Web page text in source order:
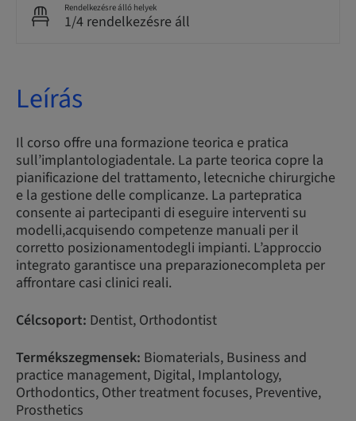
Rendelkezésre álló helyek
1/4 rendelkezésre áll
Leírás
Il corso offre una formazione teorica e pratica
sull’implantologiadentale. La parte teorica copre la
pianificazione del trattamento, letecniche chirurgiche
e la gestione delle complicanze. La partepratica
consente ai partecipanti di eseguire interventi su
modelli,acquisendo competenze manuali per il
corretto posizionamentodegli impianti. L’approccio
integrato garantisce una preparazionecompleta per
affrontare casi clinici reali.
Célcsoport: Dentist, Orthodontist
Termékszegmensek: Biomaterials, Business and
practice management, Digital, Implantology,
Orthodontics, Other treatment focuses, Preventive,
Prosthetics